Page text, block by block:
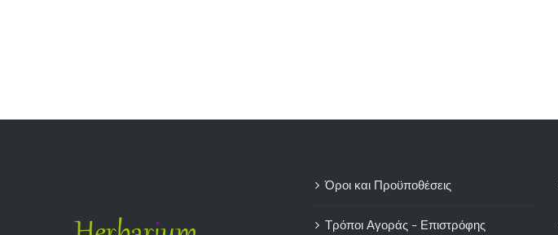
Όροι και Προϋποθέσεις
Τρόποι Αγοράς – Επιστρόφης